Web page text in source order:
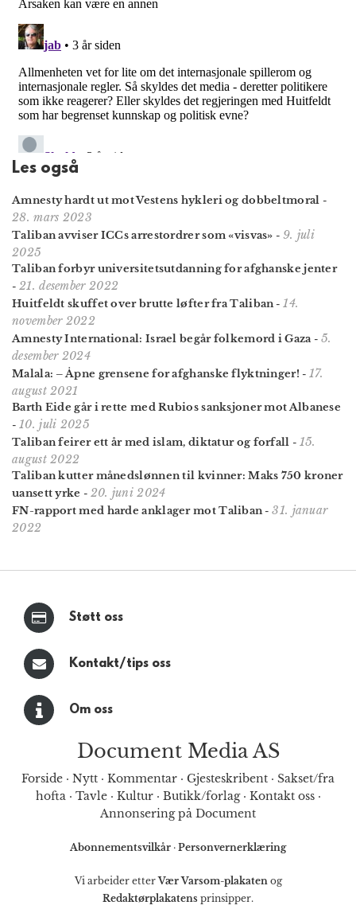
Les også
Amnesty hardt ut mot Vestens hykleri og dobbeltmoral -
28. mars 2023
Taliban avviser ICCs arrestordrer som «visvas» - 9. juli
2025
Taliban forbyr universitetsutdanning for afghanske jenter
- 21. desember 2022
Huitfeldt skuffet over brutte løfter fra Taliban - 14.
november 2022
Amnesty International: Israel begår folkemord i Gaza - 5.
desember 2024
Malala: – Åpne grensene for afghanske flyktninger! - 17.
august 2021
Barth Eide går i rette med Rubios sanksjoner mot Albanese
- 10. juli 2025
Taliban feirer ett år med islam, diktatur og forfall - 15.
august 2022
Taliban kutter måneds­lønnen til kvinner: Maks 750 kroner
uansett yrke - 20. juni 2024
FN-rapport med harde anklager mot Taliban -31. januar
2022
Støtt oss
Kontakt/tips oss
Om oss
Document Media AS
Forside · Nytt · Kommentar · Gjesteskribent · Sakset/fra
hofta· Tavle· Kultur· Butikk/forlag· Kontakt oss·
Annonsering på Document
Abonnementsvilkår · Personvernerklæring
Vi arbeider etterVær Varsom-plakatenog
Redaktørplakatens prinsipper.